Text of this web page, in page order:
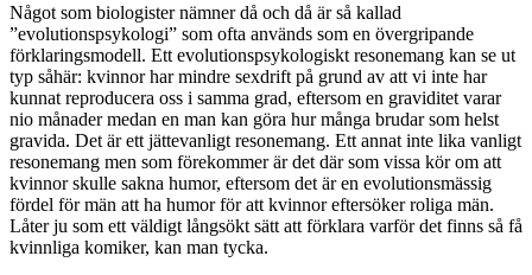
Något som biologister nämner då och då är så kallad
”evolutionspsykologi” som ofta används som en övergripande
förklaringsmodell. Ett evolutionspsykologiskt resonemang kan se ut
typ såhär: kvinnor har mindre sexdrift på grund av att vi inte har
kunnat reproducera oss i samma grad, eftersom en graviditet varar
nio månader medan en man kan göra hur många brudar som helst
gravida. Det är ett jättevanligt resonemang. Ett annat inte lika vanligt
resonemang men som förekommer är det där som vissa kör om att
kvinnor skulle sakna humor, eftersom det är en evolutionsmässig
fördel för män att ha humor för att kvinnor eftersöker roliga män.
Låter ju som ett väldigt långsökt sätt att förklara varför det finns så få
kvinnliga komiker, kan man tycka.